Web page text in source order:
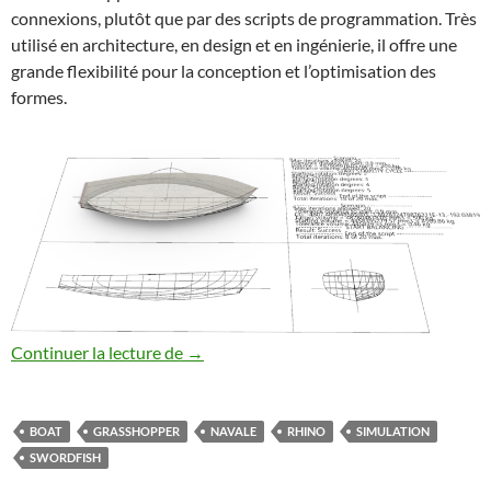
connexions, plutôt que par des scripts de programmation. Très
utilisé en architecture, en design et en ingénierie, il offre une
grande flexibilité pour la conception et l’optimisation des
formes.
Continuer la lecture de Grasshopper – Swordfish tutorial – 03
→
BOAT GRASSHOPPER NAVALE RHINO
SIMULATION
SWORDFISH